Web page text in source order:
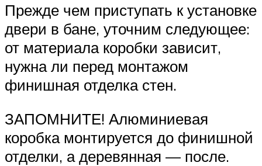
Прежде чем приступать к установке
двери в бане, уточним следующее:
от материала коробки зависит,
нужна ли перед монтажом
финишная отделка стен.
ЗАПОМНИТЕ! Алюминиевая
коробка монтируется до финишной
отделки, а деревянная — после.